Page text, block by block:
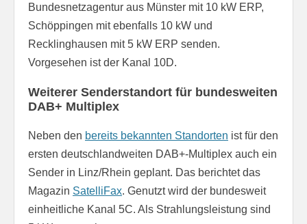
Bundesnetzagentur aus Münster mit 10 kW ERP,
Schöppingen mit ebenfalls 10 kW und
Recklinghausen mit 5 kW ERP senden.
Vorgesehen ist der Kanal 10D.
Weiterer Senderstandort für bundesweiten
DAB+ Multiplex
Neben den bereits bekannten Standorten ist für den
ersten deutschlandweiten DAB+-Multiplex auch ein
Sender in Linz/Rhein geplant. Das berichtet das
Magazin SatelliFax. Genutzt wird der bundesweit
einheitliche Kanal 5C. Als Strahlungsleistung sind